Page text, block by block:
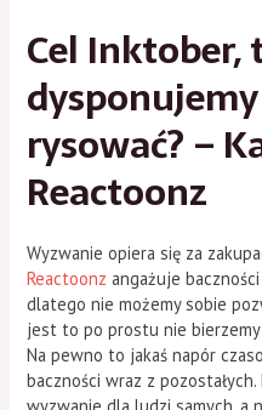
Cel Inktober,
rysować? –
Reactoonz
Wyzwanie opiera się za
Reactoonz angażuje
dlatego nie możemy sobie
jest to po prostu nie
Na pewno to jakaś napór
baczności wraz z